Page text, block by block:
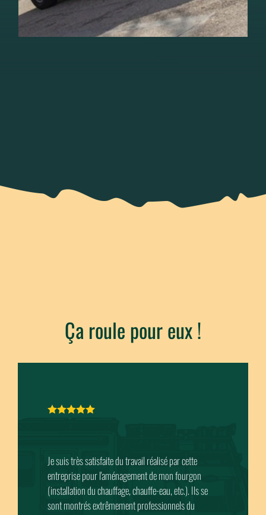
Ça roule pour eux !
réalisé par cette
de mon fourgon
eau, etc.). Ils se
professionnels du
Une équipe de professionnels
des conseils sans limites. Ils
STRALISS l’installation